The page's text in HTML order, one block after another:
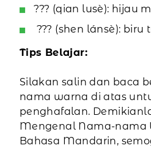
??? (qian lusè): hijau
??? (shen lánsè): biru
Tips Belajar:
Silakan salin dan baca
nama warna di atas
penghafalan.
Mengenal Nama-nama
Bahasa Mandarin,